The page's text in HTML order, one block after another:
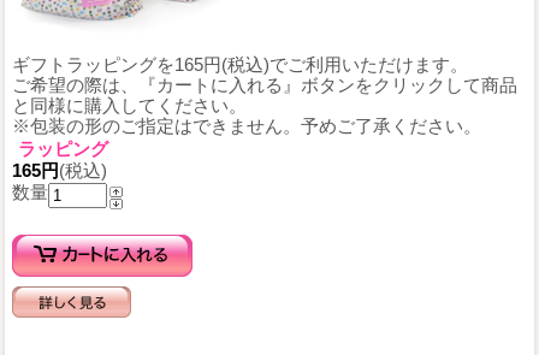
ギフトラッピングを165円(税込)でご利用いただけます。
ご希望の際は、『カートに入れる』ボタンをクリックして商品
と同様に購入してください。
※包装の形のご指定はできません。予めご了承ください。
ラッピング
165円(税込)
数量